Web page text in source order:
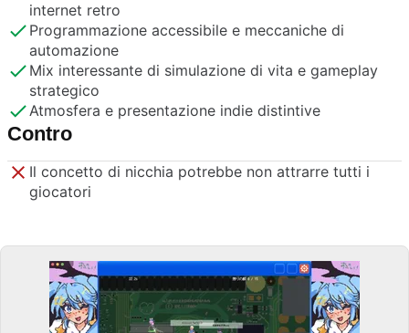
internet retro
Programmazione accessibile e meccaniche di
automazione
Mix interessante di simulazione di vita e gameplay
strategico
Atmosfera e presentazione indie distintive
Contro
Il concetto di nicchia potrebbe non attrarre tutti i
giocatori